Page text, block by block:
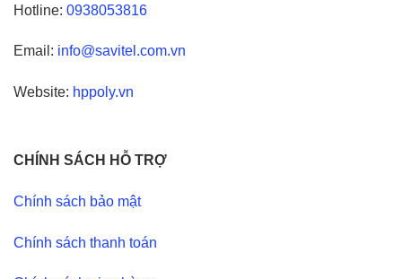
Hotline: 0938053816
Email: info@savitel.com.vn
Website: hppoly.vn
CHÍNH SÁCH HỖ TRỢ
Chính sách bảo mật
Chính sách thanh toán